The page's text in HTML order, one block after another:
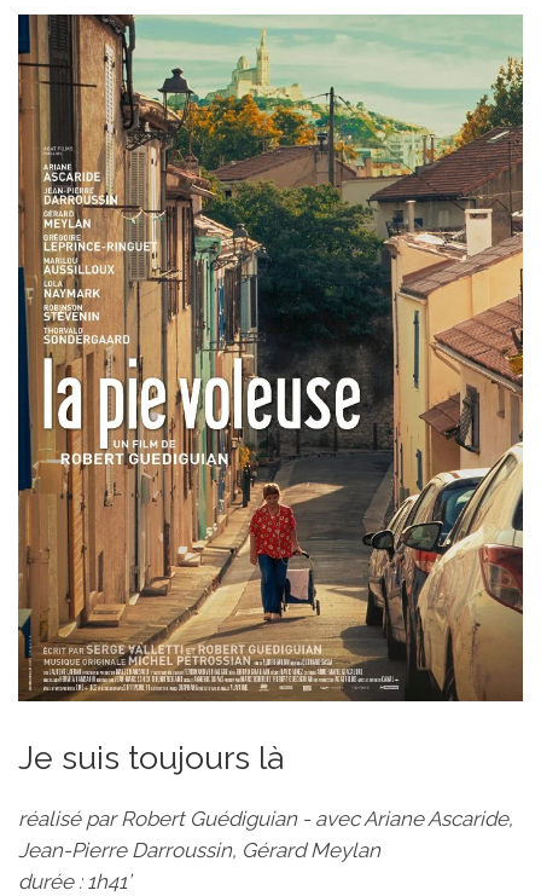
Je suis toujours là
réalisé par Robert Guédiguian - avec Ariane Ascaride,
Jean-Pierre Darroussin, Gérard Meylan
durée : 1h41’